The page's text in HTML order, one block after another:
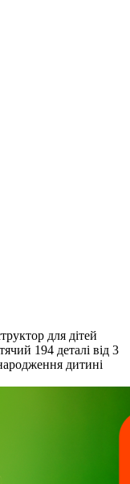
для дітей
194 деталі від 3
дитині